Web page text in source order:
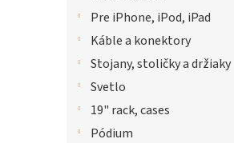
Pre iPhone, iPod, iPad
Káble a konektory
Stojany, stoličky a držiaky
Svetlo
19" rack, cases
Pódium